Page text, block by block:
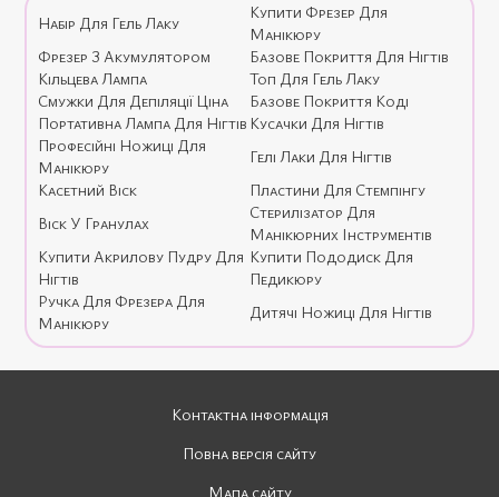
Набір Для Гель Лаку
Купити Фрезер Для
Манікюру
Фрезер З Акумулятором
Базове Покриття Для Нігтів
Кільцева Лампа
Топ Для Гель Лаку
Смужки Для Депіляції Ціна
Базове Покриття Коді
Портативна Лампа Для Нігтів Кусачки Для Нігтів
Професійні Ножиці Для
Манікюру
Гелі Лаки Для Нігтів
Касетний Віск
Пластини Для Стемпінгу
Віск У Гранулах
Стерилізатор Для
Манікюрних Інструментів
Купити Акрилову Пудру Для
Нігтів
Купити Пододиск Для
Педикюру
Ручка Для Фрезера Для
Манікюру
Дитячі Ножиці Для Нігтів
Контактна інформація
Повна версія сайту
Мапа сайту